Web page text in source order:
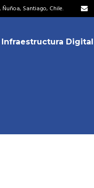
Ñuñoa, Santiago, Chile.
de Colaboración
Infraestructura Digital
Miembros